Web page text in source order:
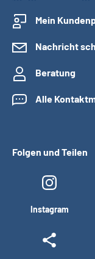
Mein
Nachricht
Beratung
Alle
Folgen und Teilen
Instagram